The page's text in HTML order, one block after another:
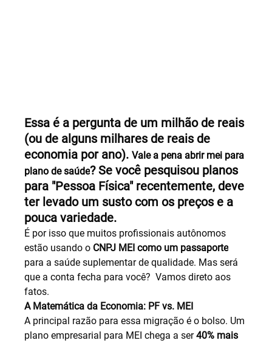
Essa é a pergunta de um milhão de reais
(ou de alguns milhares de reais de
economia por ano). Vale a pena abrir mei para
plano de saúde? Se você pesquisou planos
para "Pessoa Física" recentemente, deve
ter levado um susto com os preços e a
pouca variedade.
É por isso que muitos profissionais autônomos
estão usando o CNPJ MEI como um passaporte
para a saúde suplementar de qualidade. Mas será
que a conta fecha para você? Vamos direto aos
fatos.
A Matemática da Economia: PF vs. MEI
A principal razão para essa migração é o bolso. Um
plano empresarial para MEI chega a ser 40% mais